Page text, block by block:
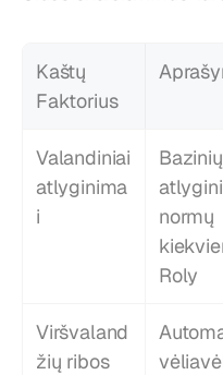
Kaštų
Faktorius
Valandiniai
atlyginima
i
Bazinių
normų
Roly
Viršvaland
žių ribos